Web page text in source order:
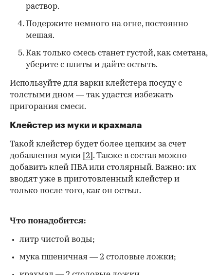
раствор.
Подержите немного на огне, постоянно
мешая.
Как только смесь станет густой, как сметана,
уберите с плиты и дайте остыть.
Используйте для варки клейстера посуду с
толстыми дном — так удастся избежать
пригорания смеси.
Клейстер из муки и крахмала
Такой клейстер будет более цепким за счет
добавления муки [2] . Также в состав можно
добавить клей ПВА или столярный. Важно: их
вводят уже в приготовленный клейстер и
только после того, как он остыл.
Что понадобится:
литр чистой воды;
мука пшеничная — 2 столовые ложки;